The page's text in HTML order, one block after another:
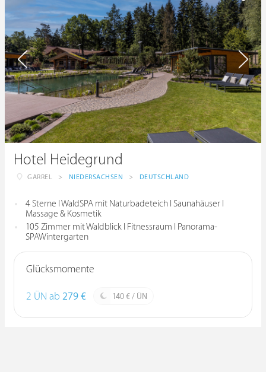
Hotel Heidegrund
GARREL > NIEDERSACHSEN > DEUTSCHLAND
4 Sterne I WaldSPA mit Naturbadeteich I Saunahäuser I
Massage & Kosmetik
105 Zimmer mit Waldblick I Fitnessraum I Panorama-
SPAWintergarten
Glücksmomente
2 ÜN ab 279 € 140 € / ÜN